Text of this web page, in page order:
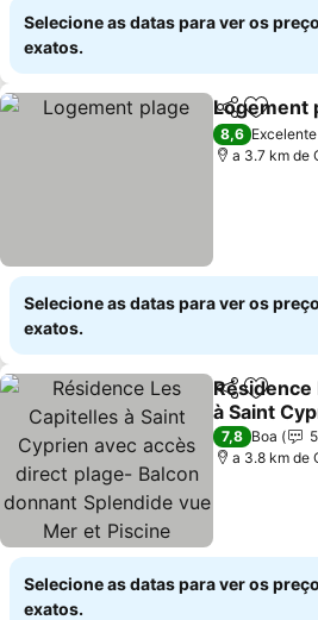
Selecione as datas para ver os
exatos.
Partilhar
Logement
8,6 Excelente
a 3.7 km de
Selecione as datas para ver os
exatos.
Partilhar
à Saint
accès
Balcon
7,8 Boa
5
a 3.8 km de
Selecione as datas para ver os
exatos.